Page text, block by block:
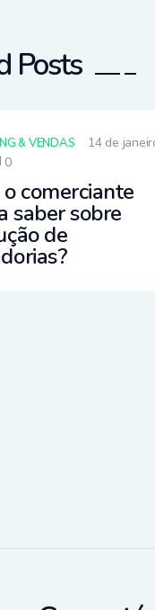
Posts
& VENDAS
14 de
0
comerciante
saber sobre
de